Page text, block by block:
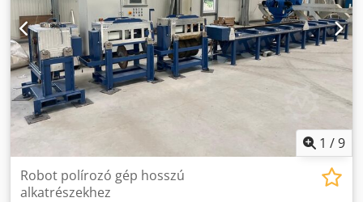
(A) orsó átmérő: 35 mm Szalagcsiszoló egység szalagok
köszörüléséhez max. 150 mm x 3500 mm hosszúság
pneumatikus szíjfeszítéssel, övszakadás-szabályozással, 4
kW meghajtási teljesítmény, frekvenciavezérléssel,
érintkező kerekekhez max. DM 350 mm x 150 mm,
meghajtó és terelőgörgők Felső hengerrel a szalag szabad
csiszolásához Dcjdpfx Ajgxug Eocaok
1 /9
Robot polírozó gép hosszú
alkatrészekhez